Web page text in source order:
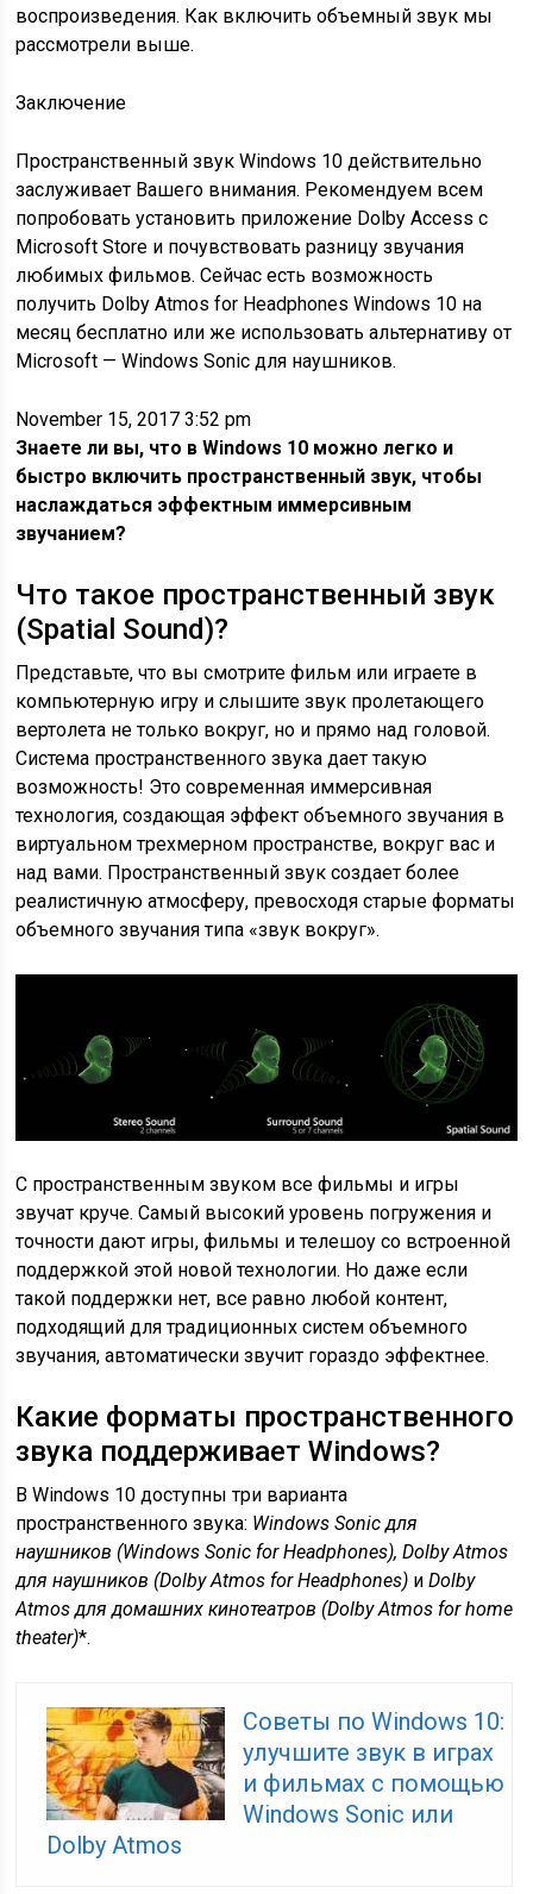
воспроизведения. Как включить объемный звук мы
рассмотрели выше.
Заключение
Пространственный звук Windows 10 действительно
заслуживает Вашего внимания. Рекомендуем всем
попробовать установить приложение Dolby Access с
Microsoft Store и почувствовать разницу звучания
любимых фильмов. Сейчас есть возможность
получить Dolby Atmos for Headphones Windows 10 на
месяц бесплатно или же использовать альтернативу от
Microsoft — Windows Sonic для наушников.
November 15, 2017 3:52 pm
Знаете ли вы, что вWindows 10 можно легко и
быстро включить пространственный звук, чтобы
наслаждаться эффектным иммерсивным
звучанием?
Что такое пространственный звук
(Spatial Sound)?
Представьте, что вы смотрите фильм или играете в
компьютерную игру и слышите звук пролетающего
вертолета не только вокруг, но и прямо над головой.
Система пространственного звука дает такую
возможность! Это современная иммерсивная
технология, создающая эффект объемного звучания в
виртуальном трехмерном пространстве, вокруг вас и
над вами. Пространственный звук создает более
реалистичную атмосферу, превосходя старые форматы
объемного звучания типа «звук вокруг».
С пространственным звуком все фильмы и игры
звучат круче. Самый высокий уровень погружения и
точности дают игры, фильмы и телешоу со встроенной
поддержкой этой новой технологии. Но даже если
такой поддержки нет, все равно любой контент,
подходящий для традиционных систем объемного
звучания, автоматически звучит гораздо эффектнее.
Какие форматы пространственного
звука поддерживает Windows?
В Windows 10 доступны три варианта
пространственного звука: WindowsSonic для
наушников (WindowsSonic forHeadphones),DolbyAtmos
для наушников (DolbyAtmos forHeadphones) иDolby
Atmos для домашних кинотеатров (DolbyAtmos forhome
theater)*.
Советы по Windows 10:
улучшите звук в играх
и фильмах с помощью
Windows Sonic или
Dolby Atmos